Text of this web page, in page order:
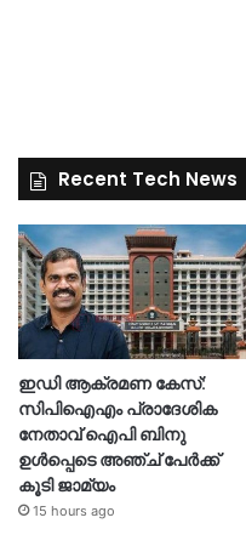
Recent Tech News
ഇഡി ആക്രമണ കേസ്:
സിപിഐഎം പ്രാദേശിക
നേതാവ് ഐപി ബിനു
ഉൾപ്പെടെ അഞ്ച് പേർക്ക്
കൂടി ജാമ്യം
15 hours ago